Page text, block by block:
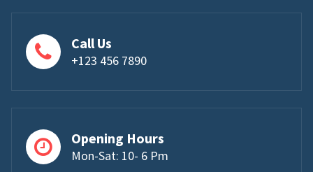
Call Us
+123 456 7890
Opening Hours
Mon-Sat: 10- 6 Pm